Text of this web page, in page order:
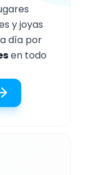
y joyas
día por
en todo